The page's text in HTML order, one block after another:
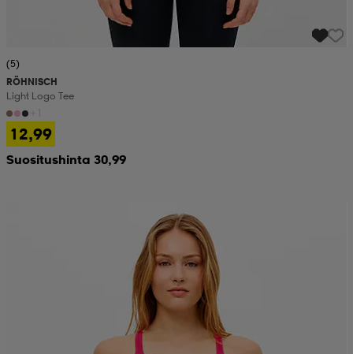
(5)
RÖHNISCH
Light Logo Tee
12,99
Suositushinta 30,99